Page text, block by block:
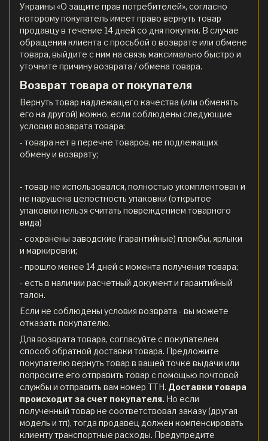
Украины «О защите прав потребителей», согласно
которому покупатель имеет право вернуть товар
продавцу в течение 14 дней со дня покупки. В случае
обращения клиента с просьбой о возврате или обмене
товара, выйдите с ним на связь максимально быстро и
уточните причину возврата / обмена товара.
Возврат товара от покупателя
Вернуть товар надлежащего качества (или обменять
его на другой) можно, если соблюдены следующие
условия возврата товара:
- товара нет в перечне товаров, не подлежащих
обмену и возврату;
- товар не использовался, полностью укомплектован и
не нарушена целостность упаковки (открытое
упаковки нельзя считать повреждением товарного
вида)
- сохранены заводские (гарантийные) пломбы, ярлыки
и маркировки;
- прошло менее 14 дней с момента получения товара;
- есть в наличии расчетный документ и гарантийный
талон.
Если не соблюдены условия возврата - вы можете
отказать покупателю.
Для возврата товара, согласуйте с покупателем
способ обратной доставки товара. Предложите
покупателю вернуть товар в вашей точке выдачи или
попросите его отправить товар с помощью почтовой
службы и отправить вам номер ТТН. Доставки товара
происходит за счет покупателя. Но если
полученный товар не соответствовал заказу (другая
модель и тп), тогда продавец должен компенсировать
клиенту транспортные расходы. Предупредите